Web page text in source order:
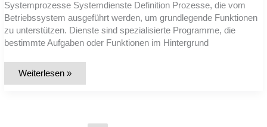
Systemprozesse Systemdienste Definition Prozesse, die vom
Betriebssystem ausgeführt werden, um grundlegende Funktionen
zu unterstützen. Dienste sind spezialisierte Programme, die
bestimmte Aufgaben oder Funktionen im Hintergrund
Liste:
Weiterlesen »